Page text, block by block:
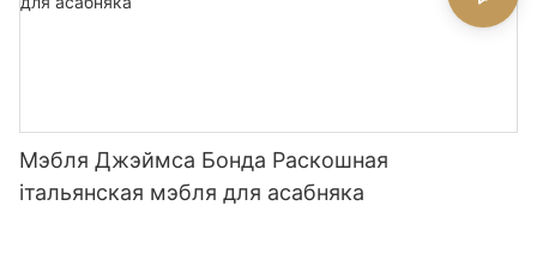
Мэбля Джэймса Бонда Раскошная
італьянская мэбля для асабняка